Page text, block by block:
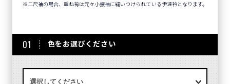
二尺袖の場合、重ね袴は元々小振袖に縫いつけられている伊達衿となります。
01 色をお選びください